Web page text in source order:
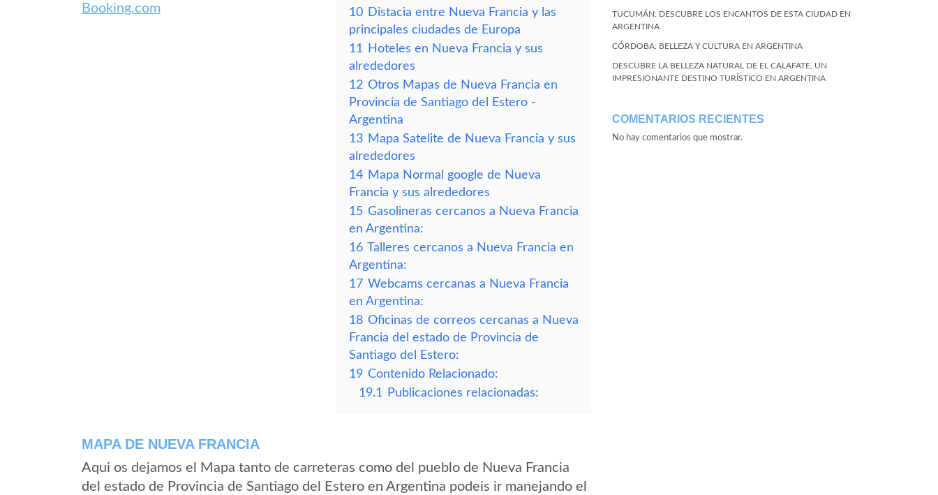
Booking.com
10 Distacia entre Nueva Francia y las
principales ciudades de Europa
11
Hoteles en Nueva Francia y sus
alrededores
12 Otros Mapas de Nueva Francia en
Provincia de Santiago del Estero -
Argentina
13 Mapa Satelite de Nueva Francia y sus
alrededores
14 Mapa Normal google de Nueva
Francia y sus alrededores
15 Gasolineras cercanos a Nueva Francia
en Argentina:
16 Talleres cercanos a Nueva Francia en
Argentina:
17 Webcams cercanas a Nueva Francia
en Argentina:
18 Oficinas de correos cercanas a Nueva
Francia del estado de Provincia de
Santiago del Estero:
19 Contenido Relacionado:
19.1
Publicaciones relacionadas:
MAPA DE NUEVA FRANCIA
Aqui os dejamos el Mapa tanto de carreteras como del pueblo de Nueva Francia
del estado de Provincia de Santiago del Estero en Argentina podeis ir manejando el
TUCUMÁN: DESCUBRE LOS ENCANTOS DE ESTA CIUDAD EN
ARGENTINA
CÓRDOBA: BELLEZA Y CULTURA EN ARGENTINA
DESCUBRE LA BELLEZA NATURAL DE EL CALAFATE, UN
IMPRESIONANTE DESTINO TURÍSTICO EN ARGENTINA
COMENTARIOS RECIENTES
No hay comentarios que mostrar.